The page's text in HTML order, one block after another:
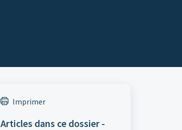
Imprimer
Articles dans ce dossier -